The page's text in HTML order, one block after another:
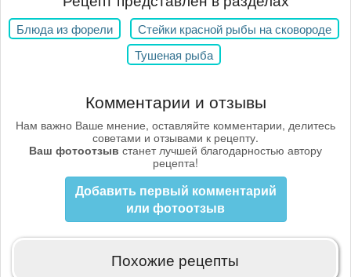
Блюда из форели
Стейки красной рыбы на сковороде
Тушеная рыба
Комментарии и отзывы
Нам важно Ваше мнение, оставляйте комментарии, делитесь
советами и отзывами к рецепту.
Ваш фотоотзыв станет лучшей благодарностью автору
рецепта!
Добавить первый комментарий
или фотоотзыв
Похожие рецепты